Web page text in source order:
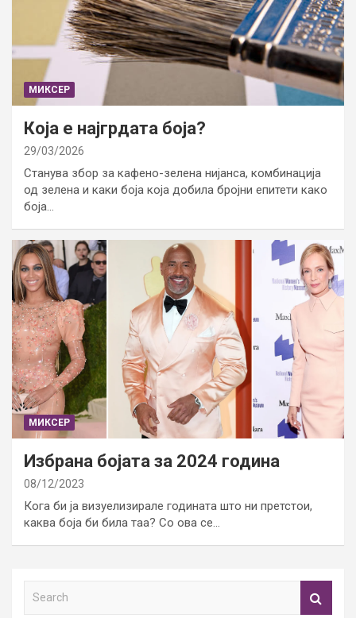
МИКСЕР
Која е најгрдата боја?
29/03/2026
Станува збор за кафено-зелена нијанса, комбинација
од зелена и каки боја која добила бројни епитети како
боја…
МИКСЕР
Избрана бојата за 2024 година
08/12/2023
Кога би ја визуелизирале годината што ни претстои,
каква боја би била таа? Со ова се…